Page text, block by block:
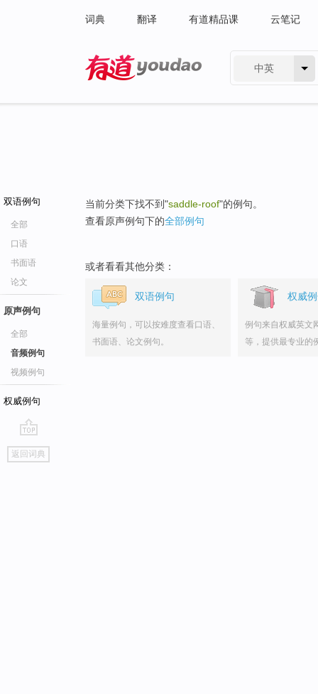
词典 翻译 有道精品课 云笔记
中英
双语例句
全部
口语
书面语
论文
原声例句
全部
音频例句
视频例句
权威例句
go
top
返回词典
当前分类下找不到"saddle-roof"的例句。
查看原声例句下的全部例句
或者看看其他分类：
双语例句
海量例句，可以按难度查看口语、
书面语、论文例句。
权威
例句来自权威英文
等，提供最专业的